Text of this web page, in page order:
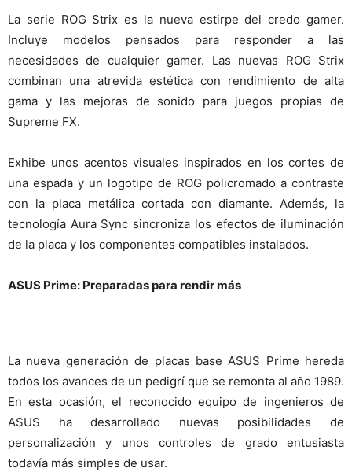
La serie ROG Strix es la nueva estirpe del credo gamer.
Incluye modelos pensados para responder a las
necesidades de cualquier gamer. Las nuevas ROG Strix
combinan una atrevida estética con rendimiento de alta
gama y las mejoras de sonido para juegos propias de
Supreme FX.
Exhibe unos acentos visuales inspirados en los cortes de
una espada y un logotipo de ROG policromado a contraste
con la placa metálica cortada con diamante. Además, la
tecnología Aura Sync sincroniza los efectos de iluminación
de la placa y los componentes compatibles instalados.
ASUS Prime: Preparadas para rendir más
La nueva generación de placas base ASUS Prime hereda
todos los avances de un pedigrí que se remonta al año 1989.
En esta ocasión, el reconocido equipo de ingenieros de
ASUS ha desarrollado nuevas posibilidades de
personalización y unos controles de grado entusiasta
todavía más simples de usar.